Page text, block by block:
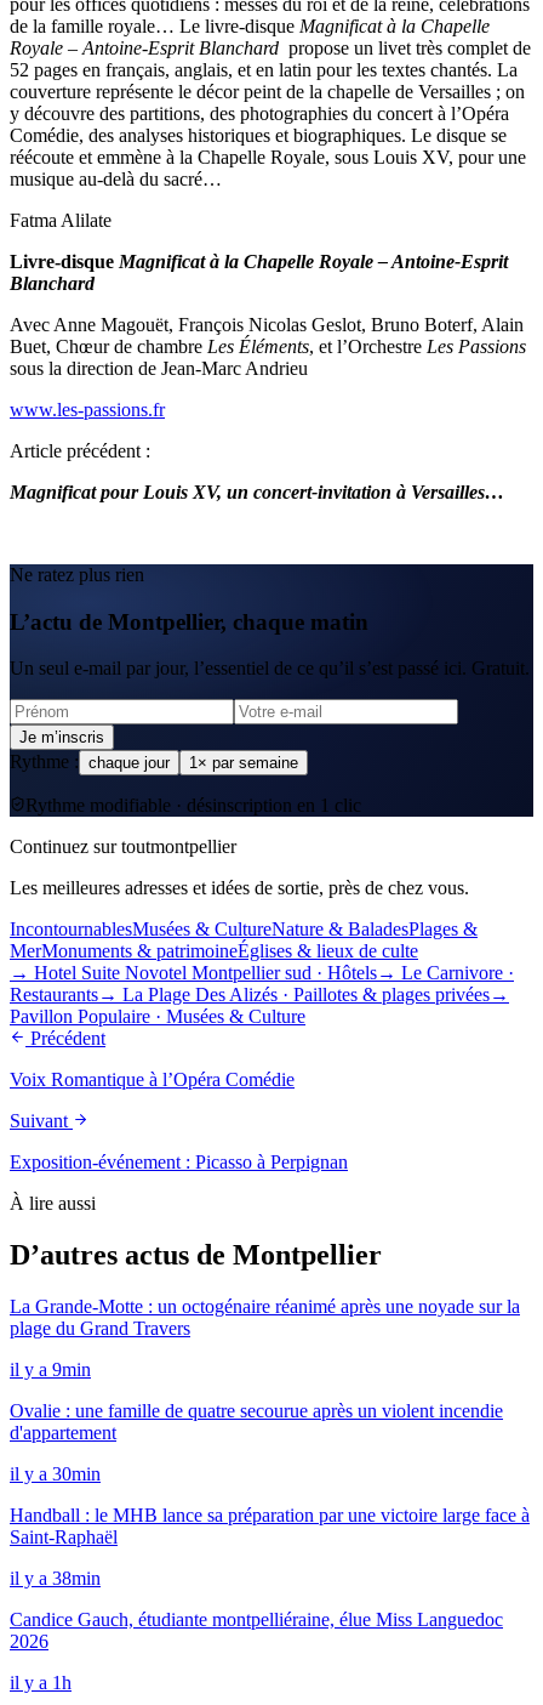
de la famille royale… Le livre-disque Magnificat à la Chapelle
Royale – Antoine-Esprit Blanchard propose un livet très complet de
52 pages en français, anglais, et en latin pour les textes chantés. La
couverture représente le décor peint de la chapelle de Versailles ; on
y découvre des partitions, des photographies du concert à l’Opéra
Comédie, des analyses historiques et biographiques. Le disque se
réécoute et emmène à la Chapelle Royale, sous Louis XV, pour une
musique au-delà du sacré…
Fatma Alilate
Livre-disque Magnificat à la Chapelle Royale – Antoine-Esprit
Blanchard
Avec Anne Magouët, François Nicolas Geslot, Bruno Boterf, Alain
Buet, Chœur de chambre Les Éléments, et l’Orchestre Les Passions
sous la direction de Jean-Marc Andrieu
www.les-passions.fr
Article précédent :
Magnificat pour Louis XV, un concert-invitation à Versailles…
Ne ratez plus rien
L’actu de Montpellier, chaque matin
Un seul e-mail par jour, l’essentiel de ce qu’il s’est passé ici. Gratuit.
Je m’inscris
Rythme : chaque jour 1× par semaine
Rythme modifiable · désinscription en 1 clic
Continuez sur toutmontpellier
Les meilleures adresses et idées de sortie, près de chez vous.
IncontournablesMusées & CultureNature & BaladesPlages &
MerMonuments & patrimoineÉglises & lieux de culte
→ Hotel Suite Novotel Montpellier sud · Hôtels→ Le Carnivore ·
Restaurants→ La Plage Des Alizés · Paillotes & plages privées→
Pavillon Populaire · Musées & Culture
Précédent
Voix Romantique à l’Opéra Comédie
Suivant
Exposition-événement : Picasso à Perpignan
À lire aussi
D’autres actus de Montpellier
La Grande-Motte : un octogénaire réanimé après une noyade sur la
plage du Grand Travers
il y a 9min
Ovalie : une famille de quatre secourue après un violent incendie
d'appartement
il y a 30min
Handball : le MHB lance sa préparation par une victoire large face à
Saint-Raphaël
il y a 38min
Candice Gauch, étudiante montpelliéraine, élue Miss Languedoc
2026
il y a 1h